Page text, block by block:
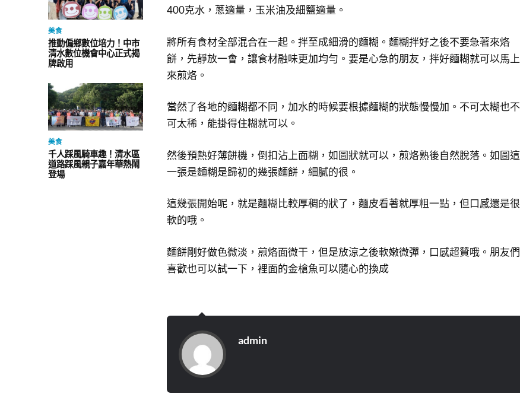
美食
推動偏鄉數位培力！中市
清水數位機會中心正式揭
牌啟用
美食
千人踩風騎車趣！清水區
道路踩風親子嘉年華熱鬧
登場
400克水，蔥適量，玉米油及細鹽適量。
將所有食材全部混合在一起。拌至成細滑的麵糊。麵糊拌好之後不要急著來烙
餅，先靜放一會，讓食材融味更加均勻。要是心急的朋友，拌好麵糊就可以馬上
來煎烙。
當然了各地的麵糊都不同，加水的時候要根據麵糊的狀態慢慢加。不可太糊也不
可太稀，能掛得住糊就可以。
然後預熱好薄餅機，倒扣沾上面糊，如圖狀就可以，煎烙熟後自然脫落。如圖這
一張是麵糊是歸初的幾張麵餅，細膩的很。
這幾張開始呢，就是麵糊比較厚稠的狀了，麵皮看著就厚粗一點，但口感還是很
軟的哦。
麵餅剛好做色微淡，煎烙面微干，但是放涼之後軟嫩微彈，口感超贊哦。朋友們
喜歡也可以試一下，裡面的金槍魚可以隨心的換成
admin